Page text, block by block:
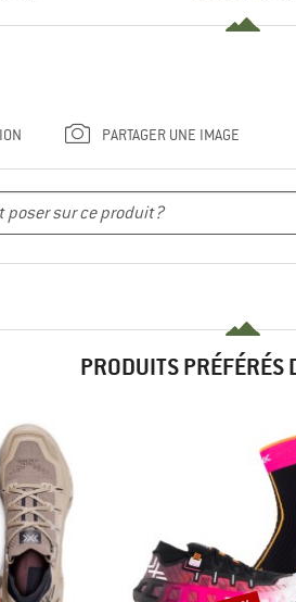
PARTAGER UNE IMAGE
PRODUITS PRÉFÉRÉS